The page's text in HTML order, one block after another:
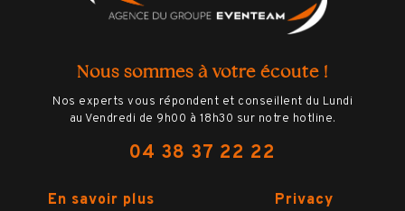
Les documents de voyage digitalisés
L'assistance Hémisphères Voyages à
Nous sommes à votre écoute !
Nos experts vous répondent et conseillent du Lundi
au Vendredi de 9h00 à 18h30 sur notre hotline.
04 38 37 22 22
En savoir plus Privacy